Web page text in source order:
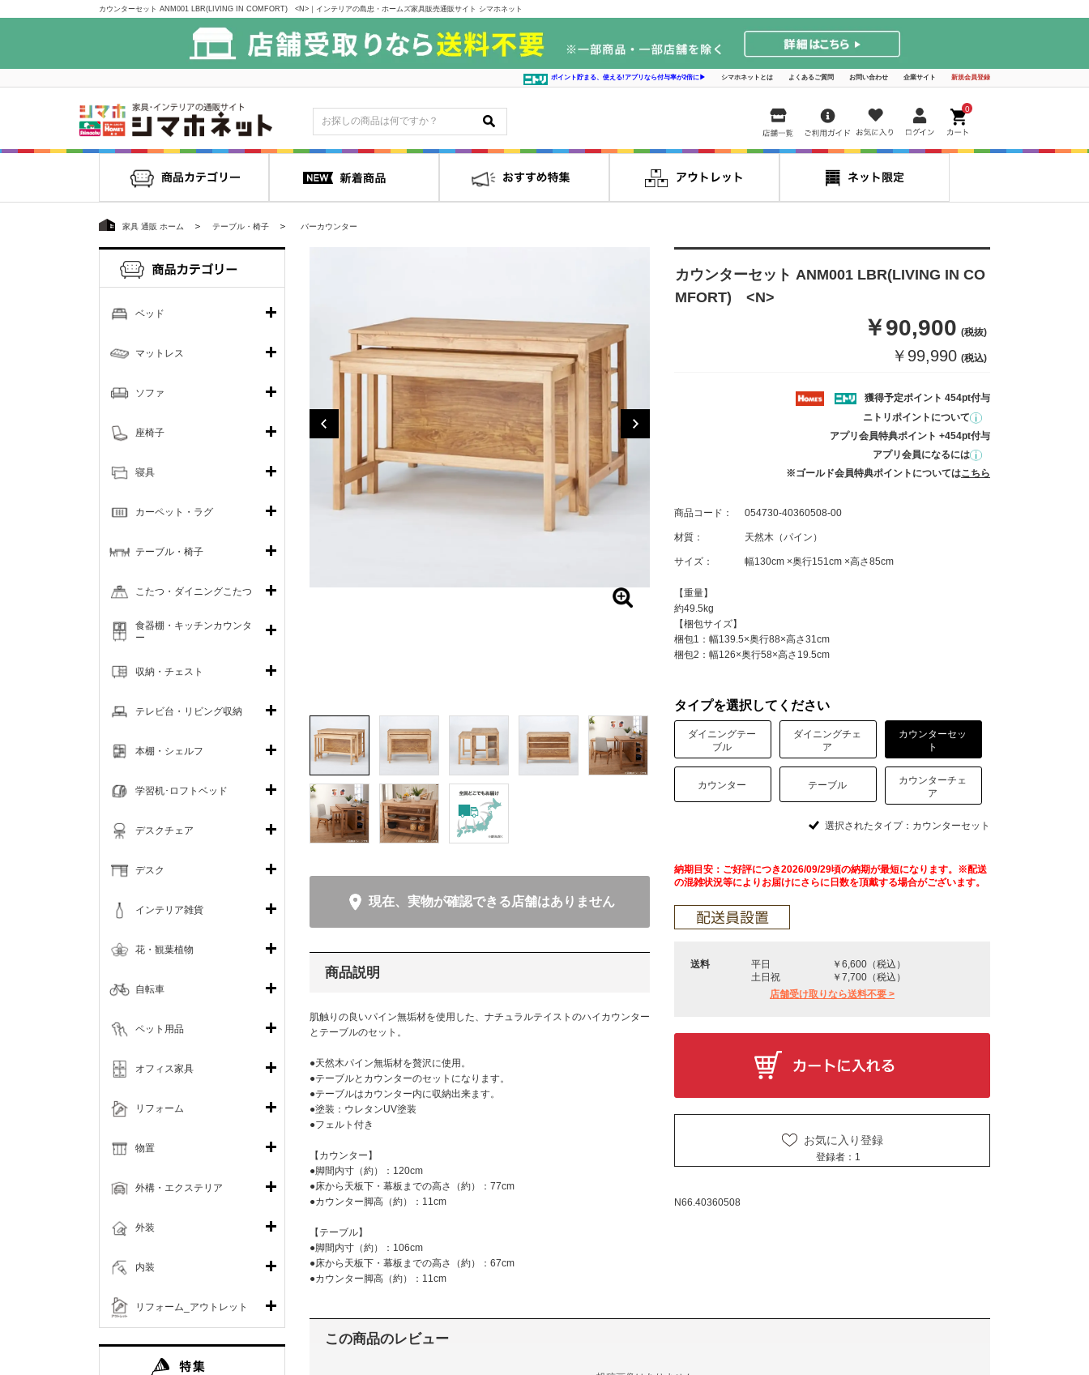
カウンターセット ANM001 LBR(LIVING IN COMFORT) <N>｜インテリアの島忠・ホームズ家具販売通販サイト シマホネット
ポイント貯まる、使える!アプリなら付与率が2倍に▶ シマホネットとは よくあるご質問 お問い合わせ 企業サイト 新規会員登録
0
家具 通販 ホーム テーブル・椅子 バーカウンター
現在、実物が確認できる店舗はありません
商品説明
肌触りの良いパイン無垢材を使用した、ナチュラルテイストのハイカウンター
とテーブルのセット。
●天然木パイン無垢材を贅沢に使用。
●テーブルとカウンターのセットになります。
●テーブルはカウンター内に収納出来ます。
●塗装：ウレタンUV塗装
●フェルト付き
【カウンター】
●脚間内寸（約）：120cm
●床から天板下・幕板までの高さ（約）：77cm
●カウンター脚高（約）：11cm
【テーブル】
●脚間内寸（約）：106cm
●床から天板下・幕板までの高さ（約）：67cm
●カウンター脚高（約）：11cm
カウンターセット ANM001 LBR(LIVING IN CO
MFORT) <N>
￥90,900 (税抜)
￥99,990 (税込)
獲得予定ポイント 454pt付与
ニトリポイントについて
アプリ会員特典ポイント +454pt付与
アプリ会員になるには
※ゴールド会員特典ポイントについてはこちら
商品コード： 054730-40360508-00
材質： 天然木（パイン）
サイズ： 幅130cm ×奥行151cm ×高さ85cm
【重量】
約49.5kg
【梱包サイズ】
梱包1：幅139.5×奥行88×高さ31cm
梱包2：幅126×奥行58×高さ19.5cm
タイプを選択してください
ダイニングテー
ブル
ダイニングチェ
ア
カウンターセッ
ト
カウンター テーブル
カウンターチェ
ア
選択されたタイプ：カウンターセット
納期目安：ご好評につき2026/09/29頃の納期が最短になります。※配送
の混雑状況等によりお届けにさらに日数を頂戴する場合がございます。
送料 平日
￥6,600（税込）
土日祝
￥7,700（税込）
店舗受け取りなら送料不要 >
お気に入り登録
登録者： 1
N66.40360508
この商品のレビュー
ベッド
マットレス
ソファ
寝具
座椅子
カーペット・ラグ
テーブル・椅子
こたつ・ダイニングこたつ
食器棚・キッチンカウンタ
ー
収納・チェスト
テレビ台・リビング収納
本棚・シェルフ
学習机･ロフトベッド
デスクチェア
デスク
インテリア雑貨
花・観葉植物
自転車
ペット用品
オフィス家具
リフォーム
リフォーム_アウトレット
物置
外構・エクステリア
外装
内装